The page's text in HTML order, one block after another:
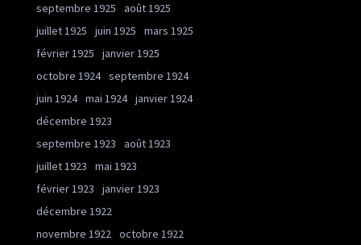
septembre 1925
août 1925
juillet 1925
juin 1925
mars 1925
février 1925
janvier 1925
octobre 1924 septembre 1924
juin 1924 mai 1924 janvier 1924
décembre 1923
septembre 1923
août 1923
juillet 1923
mai 1923
février 1923
janvier 1923
décembre 1922
novembre 1922 octobre 1922